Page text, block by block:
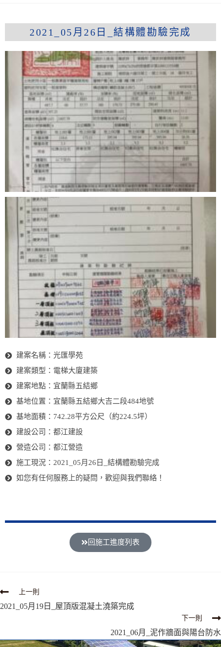
2021_05月26日_結構體勘驗完成
建案名稱：光匯學苑
建案類型：電梯大廈建築
建案地點：宜蘭縣五結鄉
基地位置：宜蘭縣五結鄉大吉二段484地號
基地面積：742.28平方公尺（約224.5坪）
建設公司：都江建設
營造公司：都江營造
施工現況：2021_05月26日_結構體勘驗完成
如您有任何服務上的疑問，歡迎與我們聯絡！
回施工進度列表
上一則
2021_05月19日_屋頂版混凝土澆築完成
下一則
2021_06月_泥作牆面與陽台防水